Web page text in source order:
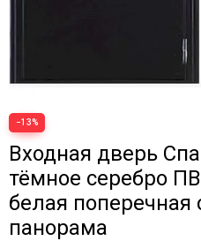
−13%
Входная дверь
тёмное серебро
белая поперечная
панорама